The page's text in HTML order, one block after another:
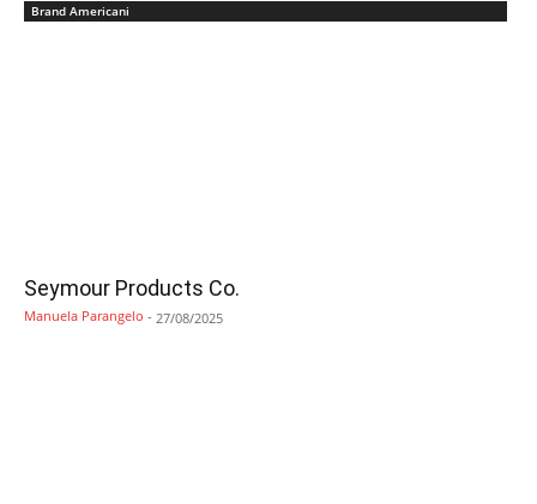
Brand Americani
Seymour Products Co.
Manuela Parangelo - 27/08/2025